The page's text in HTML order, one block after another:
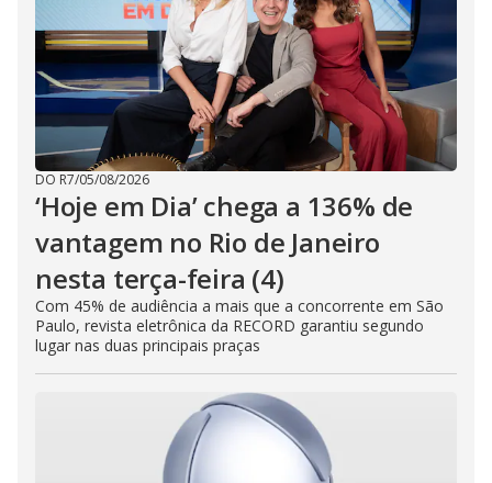
DO R7/05/08/2026
‘Hoje em Dia’ chega a 136% de
vantagem no Rio de Janeiro
nesta terça-feira (4)
Com 45% de audiência a mais que a concorrente em São
Paulo, revista eletrônica da RECORD garantiu segundo
lugar nas duas principais praças